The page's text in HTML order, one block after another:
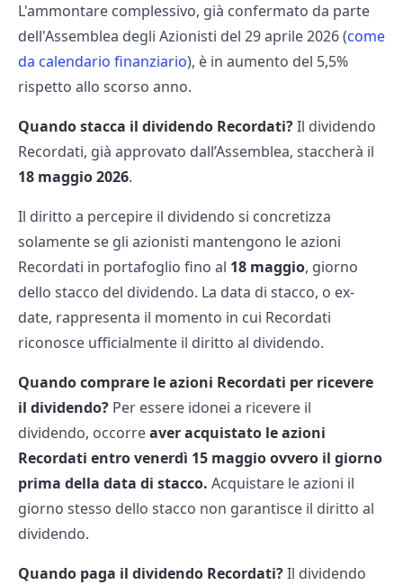
L'ammontare complessivo, già confermato da parte
dell'Assemblea degli Azionisti del 29 aprile 2026 (come
da calendario finanziario), è in aumento del 5,5%
rispetto allo scorso anno.
Quando stacca il dividendo Recordati?Il dividendo
Recordati, già approvato dall’Assemblea, staccherà il
18 maggio 2026.
Il diritto a percepire il dividendo si concretizza
solamente se gli azionisti mantengono le azioni
Recordati in portafoglio fino al 18 maggio, giorno
dello stacco del dividendo. La data di stacco, o ex-
date, rappresenta il momento in cui Recordati
riconosce ufficialmente il diritto al dividendo.
Quando comprare le azioni Recordati per ricevere
il dividendo? Per essere idonei a ricevere il
dividendo, occorreaver acquistato le azioni
Recordati entro venerdì 15 maggio ovvero il giorno
prima della data di stacco. Acquistare le azioni il
giorno stesso dello stacco non garantisce il diritto al
dividendo.
Quando paga il dividendo Recordati?Il dividendo